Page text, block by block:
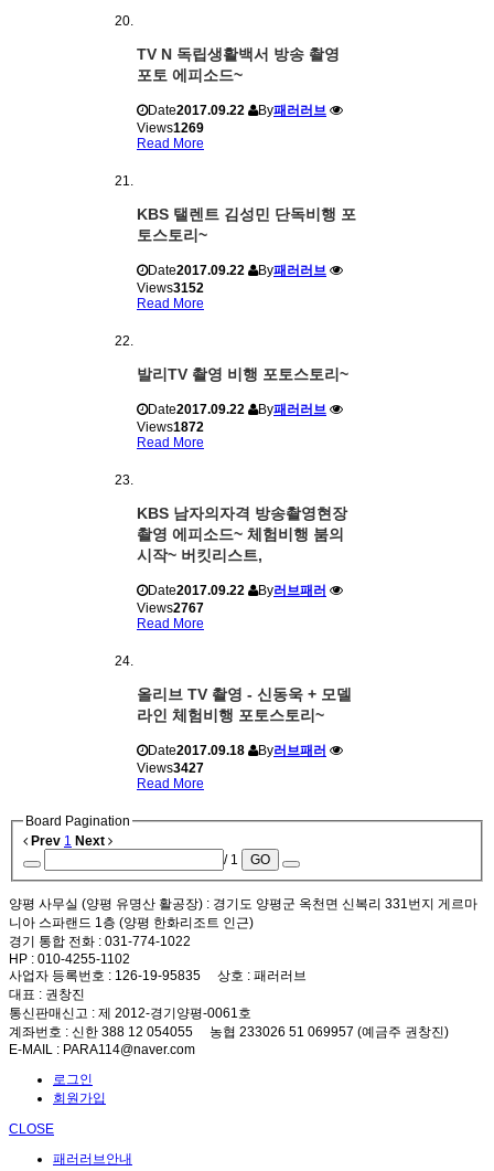
TV N 독립생활백서 방송 촬영
포토 에피소드~
Date2017.09.22 By패러러브
Views1269
Read More
KBS 탤렌트 김성민 단독비행 포
토스토리~
Date2017.09.22 By패러러브
Views3152
Read More
발리TV 촬영 비행 포토스토리~
Date2017.09.22 By패러러브
Views1872
Read More
KBS 남자의자격 방송촬영현장
촬영 에피소드~ 체험비행 붐의
시작~ 버킷리스트,
Date2017.09.22 By러브패러
Views2767
Read More
올리브 TV 촬영 - 신동욱 + 모델
라인 체험비행 포토스토리~
Date2017.09.18 By러브패러
Views3427
Read More
Board Pagination
Prev 1 Next
/ 1
GO
양평 사무실 (양평 유명산 활공장) : 경기도 양평군 옥천면 신복리 331번지 게르마
니아 스파랜드 1층 (양평 한화리조트 인근)
경기 통합 전화 : 031-774-1022
HP : 010-4255-1102
사업자 등록번호 : 126-19-95835 상호 : 패러러브
대표 : 권창진
통신판매신고 : 제 2012-경기양평-0061호
계좌번호 : 신한 388 12 054055 농협 233026 51 069957 (예금주 권창진)
E-MAIL : PARA114@naver.com
로그인
회원가입
CLOSE
패러러브안내